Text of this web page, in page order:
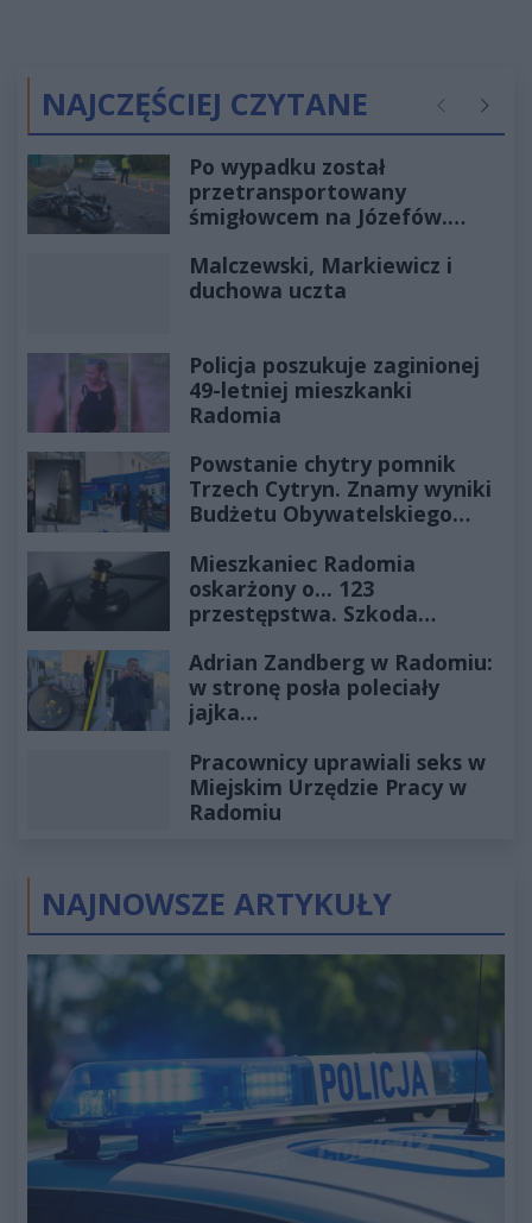
NAJCZĘŚCIEJ CZYTANE Poprzednie
Po wypadku został
przetransportowany
śmigłowcem na Józefów.
Malczewski, Markiewicz i
duchowa uczta
Policja poszukuje zaginionej
49-letniej mieszkanki
Radomia
Powstanie chytry pomnik
Trzech Cytryn. Znamy wyniki
Budżetu Obywatelskiego
Mieszkaniec Radomia
oskarżony o... 123
przestępstwa. Szkoda
złotych
Adrian Zandberg w Radomiu:
w stronę posła poleciały
jajka…
Pracownicy uprawiali seks w
Miejskim Urzędzie Pracy w
Radomiu
NAJNOWSZE ARTYKUŁY